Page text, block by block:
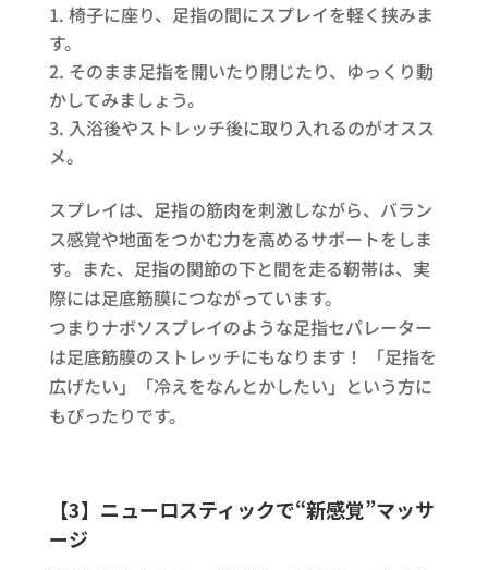
椅子に座り、足指の間にスプレイを軽く挟みま
す。
そのまま足指を開いたり閉じたり、ゆっくり動
かしてみましょう。
入浴後やストレッチ後に取り入れるのがオスス
メ。
スプレイは、足指の筋肉を刺激しながら、バラン
ス感覚や地面をつかむ力を高めるサポートをしま
す。また、足指の関節の下と間を走る靭帯は、実
際には足底筋膜につながっています。
つまりナボソスプレイのような足指セパレーター
は足底筋膜のストレッチにもなります！ 「足指を
広げたい」「冷えをなんとかしたい」という方に
もぴったりです。
【3】ニューロスティックで“新感覚”マッサ
ージ